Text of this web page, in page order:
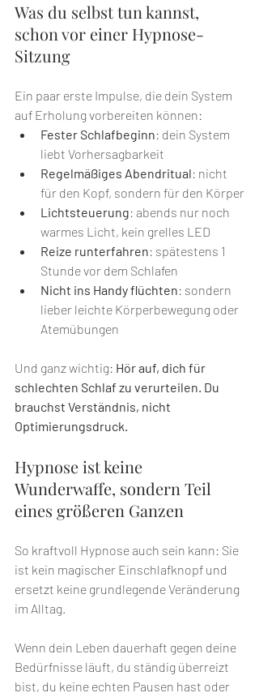
Was du selbst tun kannst,
schon vor einer Hypnose-
Sitzung
Ein paar erste Impulse, die dein System
auf Erholung vorbereiten können:
Fester Schlafbeginn: dein System
liebt Vorhersagbarkeit
Regelmäßiges Abendritual: nicht
für den Kopf, sondern für den Körper
Lichtsteuerung: abends nur noch
warmes Licht, kein grelles LED
Reize runterfahren: spätestens 1
Stunde vor dem Schlafen
Nicht ins Handy flüchten: sondern
lieber leichte Körperbewegung oder
Atemübungen
Und ganz wichtig: Hör auf, dich für
schlechten Schlaf zu verurteilen. Du
brauchst Verständnis, nicht
Optimierungsdruck.
Hypnose ist keine
Wunderwaffe, sondern Teil
eines größeren Ganzen
So kraftvoll Hypnose auch sein kann: Sie
ist kein magischer Einschlafknopf und
ersetzt keine grundlegende Veränderung
im Alltag.
Wenn dein Leben dauerhaft gegen deine
Bedürfnisse läuft, du ständig überreizt
bist, du keine echten Pausen hast oder